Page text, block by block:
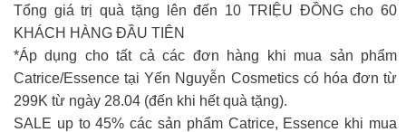
Tổng giá trị quà tặng lên đến 10 TRIỆU ĐỒNG cho 60
KHÁCH HÀNG ĐẦU TIÊN
*Áp dụng cho tất cả các đơn hàng khi mua sản phẩm
Catrice/Essence tại Yến Nguyễn Cosmetics có hóa đơn từ
299K từ ngày 28.04 (đến khi hết quà tặng).
SALE up to 45% các sản phẩm Catrice, Essence khi mua